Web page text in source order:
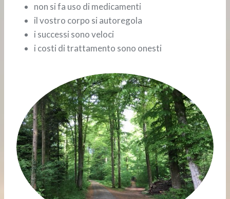
non si fa uso di medicamenti
il vostro corpo si autoregola
i successi sono veloci
i costi di trattamento sono onesti